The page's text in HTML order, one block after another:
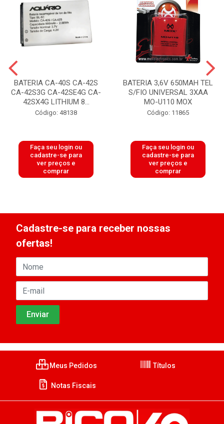
BATERIA CA-40S CA-42S
CA-42S3G CA-42SE4G CA-
42SX4G LITHIUM 8...
Código: 48138
Faça seu login ou
cadastre-se para
ver preços e
comprar
BATERIA 3,6V 650MAH TEL
S/FIO UNIVERSAL 3XAA
MO-U110 MOX
Código: 11865
Faça seu login ou
cadastre-se para
ver preços e
comprar
Cadastre-se para receber nossas
ofertas!
Meus Pedidos Títulos
Notas Fiscais